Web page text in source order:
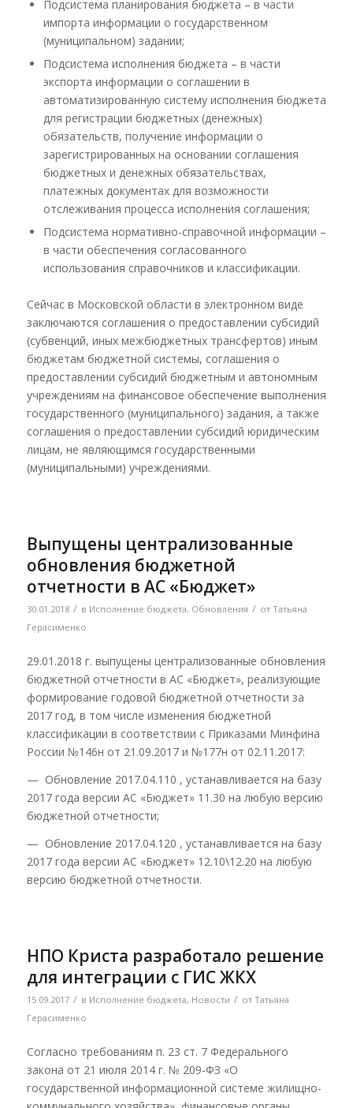
Подсистема планирования бюджета – в части
импорта информации о государственном
(муниципальном) задании;
Подсистема исполнения бюджета – в части
экспорта информации о соглашении в
автоматизированную систему исполнения бюджета
для регистрации бюджетных (денежных)
обязательств, получение информации о
зарегистрированных на основании соглашения
бюджетных и денежных обязательствах,
платежных документах для возможности
отслеживания процесса исполнения соглашения;
Подсистема нормативно-справочной информации –
в части обеспечения согласованного
использования справочников и классификации.
Сейчас в Московской области в электронном виде
заключаются соглашения о предоставлении субсидий
(субвенций, иных межбюджетных трансфертов) иным
бюджетам бюджетной системы, соглашения о
предоставлении субсидий бюджетным и автономным
учреждениям на финансовое обеспечение выполнения
государственного (муниципального) задания, а также
соглашения о предоставлении субсидий юридическим
лицам, не являющимся государственными
(муниципальными) учреждениями.
Выпущены централизованные
обновления бюджетной
отчетности в АС «Бюджет»
30.01.2018 / в Исполнение бюджета, Обновления / от Татьяна
Герасименко
29.01.2018 г. выпущены централизованные обновления
бюджетной отчетности в АС «Бюджет», реализующие
формирование годовой бюджетной отчетности за
2017 год, в том числе изменения бюджетной
классификации в соответствии с Приказами Минфина
России №146н от 21.09.2017 и №177н от 02.11.2017:
— Обновление 2017.04.110 , устанавливается на базу
2017 года версии АС «Бюджет» 11.30 на любую версию
бюджетной отчетности;
— Обновление 2017.04.120 , устанавливается на базу
2017 года версии АС «Бюджет» 12.10\12.20 на любую
версию бюджетной отчетности.
НПО Криста разработало решение
для интеграции с ГИС ЖКХ
15.09.2017 / в Исполнение бюджета, Новости / от Татьяна
Герасименко
Согласно требованиям п. 23 ст. 7 Федерального
закона от 21 июля 2014 г. № 209-ФЗ «О
государственной информационной системе жилищно-